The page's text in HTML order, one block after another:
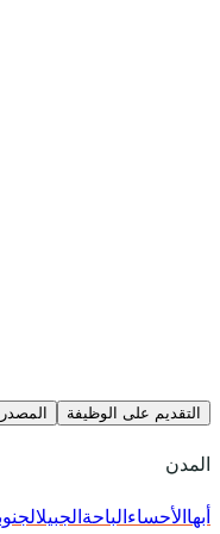
التقديم على الوظيفة المصدر
المدن
أبها الأحساء الباحة الجبيل